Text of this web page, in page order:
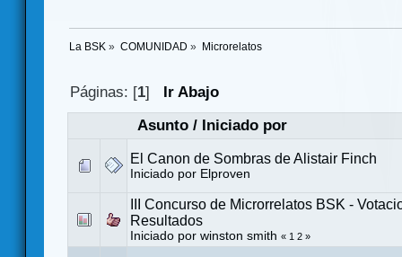
La BSK » COMUNIDAD » Microrelatos
Páginas: [1]
Ir Abajo
Asunto/ Iniciado por
El Canon de Sombras de Alistair Finch
Iniciado por Elproven
III Concurso de Microrrelatos BSK -
Resultados
Iniciado por winston smith « 1 2 »